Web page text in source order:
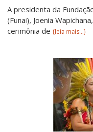
A presidenta da
(Funai), Joenia
cerimônia de {leia mais...}